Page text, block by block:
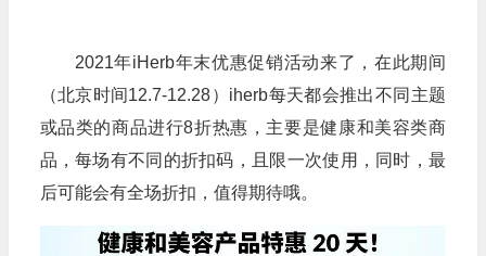
2021年iHerb年末优惠促销活动来了，在此期间
（北京时间12.7-12.28）iherb每天都会推出不同主题
或品类的商品进行8折热惠，主要是健康和美容类商
品，每场有不同的折扣码，且限一次使用，同时，最
后可能会有全场折扣，值得期待哦。